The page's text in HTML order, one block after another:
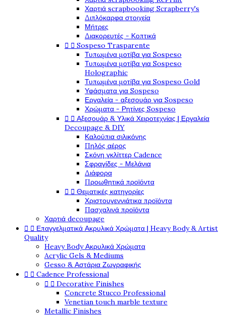
Χαρτιά scrapbooking Scrapberry's
Διπλόκαρφα στοιχεία
Μήτρες
Διακορευτές - Κοπτικά
  Sospeso Trasparente
Τυπωμένα μοτίβα για Sospeso
Τυπωμένα μοτίβα για Sospeso
Holographic
Τυπωμένα μοτίβα για Sospeso Gold
Υφάσματα για Sospeso
Εργαλεία - αξεσουάρ για Sospeso
Χρώματα - Ρητίνες Sospeso
  Αξεσουάρ & Υλικά Χειροτεχνίας | Εργαλεία
Decoupage & DIY
Καλούπια σιλικόνης
Πηλός αέρος
Σκόνη γκλίττερ Cadence
Σφραγίδες - Μελάνια
Διάφορα
Προωθητικά προϊόντα
  Θεματικές κατηγορίες
Χριστουγεννιάτικα προϊόντα
Πασχαλινά προϊόντα
Χαρτιά decoupage
  Επαγγελματικά Ακρυλικά Χρώματα | Heavy Body & Artist
Quality
Heavy Body Ακρυλικά Χρώματα
Acrylic Gels & Mediums
Gesso & Αστάρια Ζωγραφικής
  Cadence Professional
  Decorative Finishes
Concrete Stucco Professional
Venetian touch marble texture
Metallic Finishes